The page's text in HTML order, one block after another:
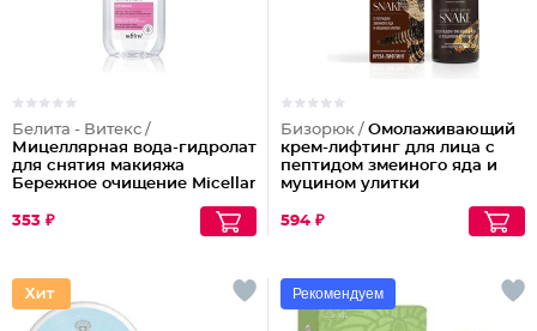
Белита - Витекс /
Мицеллярная вода-гидролат
для снятия макияжа
Бережное очищение Micellar
353 ₽
Бизорюк / Омолаживающий
крем-лифтинг для лица с
пептидом змеиного яда и
муцином улитки
594 ₽
Рекомендуем